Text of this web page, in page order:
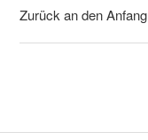
Zurück an den Anfang